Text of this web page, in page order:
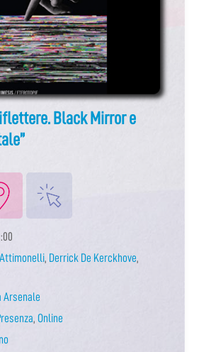
Black Mirror e
, Derrick De Kerckhove,
Arsenale
, Online